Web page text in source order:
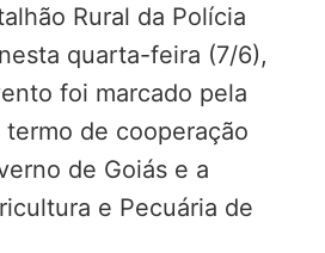
Rural da Polícia
quarta-feira (7/6),
foi marcado pela
de cooperação
de Goiás e a
e Pecuária de